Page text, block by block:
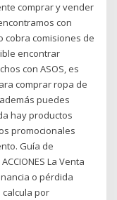
comprar y vender
con
cobra comisiones de
encontrar
con ASOS, es
comprar ropa de
puedes
hay productos
promocionales
Guía de
La Venta
o pérdida
por